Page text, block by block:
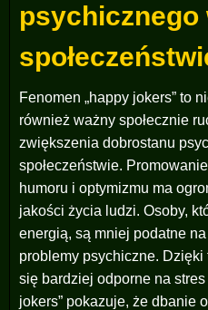
psychicznego
Fenomen „happy jokers” to
również ważny społecznie
zwiększenia dobrostanu
społeczeństwie.
humoru i optymizmu ma
jakości życia ludzi. Osoby,
energią, są mniej podatne
problemy psychiczne. Dzięki
się bardziej odporne na
jokers” pokazuje, że dbanie